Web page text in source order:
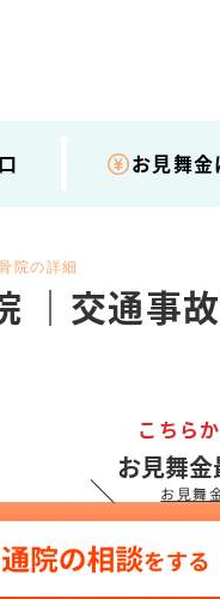
お見舞
院の詳細
｜交通事
＼
こちら
お見舞金
お見舞